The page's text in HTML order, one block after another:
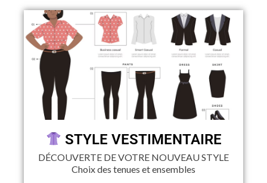
STYLE VESTIMENTAIRE
DÉCOUVERTE DE VOTRE NOUVEAU STYLE
Choix des tenues et ensembles